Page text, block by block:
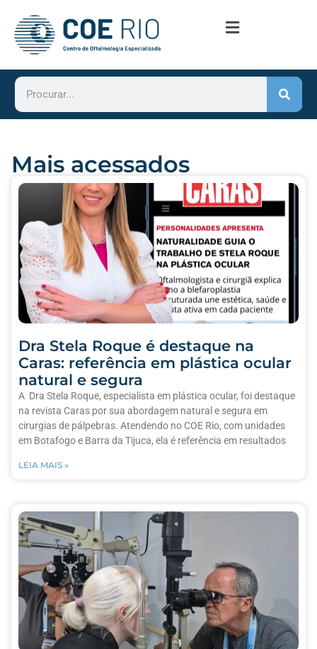
Mais acessados
Dra Stela Roque é destaque na
Caras: referência em plástica ocular
natural e segura
A Dra Stela Roque, especialista em plástica ocular, foi destaque
na revista Caras por sua abordagem natural e segura em
cirurgias de pálpebras. Atendendo no COE Rio, com unidades
em Botafogo e Barra da Tijuca, ela é referência em resultados
LEIA MAIS »